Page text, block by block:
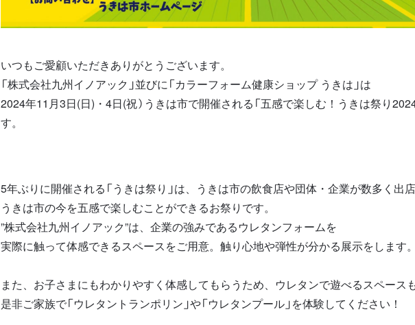
いつもご愛顧いただきありがとうございます。
「株式会社九州イノアック」並びに「カラーフォーム健康ショップ うきは」は
2024年11月3日(日)・4日(祝）うきは市で開催される 「五感で楽しむ！うきは祭り2024
す。
5年ぶりに開催される「うきは祭り」は、うきは市の飲食店や団体・企業が数多く出店
うきは市の今を五感で楽しむことができるお祭りです。
”株式会社九州イノアック”は、企業の強みであるウレタンフォームを
実際に触って体感できるスペースをご用意。触り心地や弾性が分かる展示をします。
また、お子さまにもわかりやすく体感してもらうため、 ウレタンで遊べるスペース
是非ご家族で「ウレタントランポリン」や「ウレタンプール」を体験してください！